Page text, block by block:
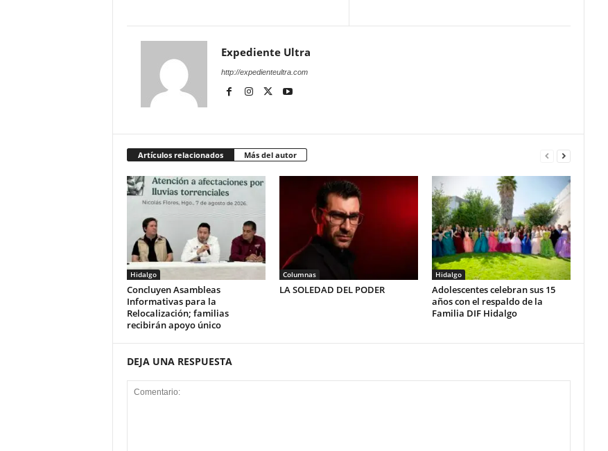
Expediente Ultra
http://expedienteultra.com
Artículos relacionados Más del autor
Hidalgo
Concluyen Asambleas
Informativas para la
Relocalización; familias
recibirán apoyo único
Columnas
LA SOLEDAD DEL PODER
Hidalgo
Adolescentes celebran sus 15
años con el respaldo de la
Familia DIF Hidalgo
DEJA UNA RESPUESTA